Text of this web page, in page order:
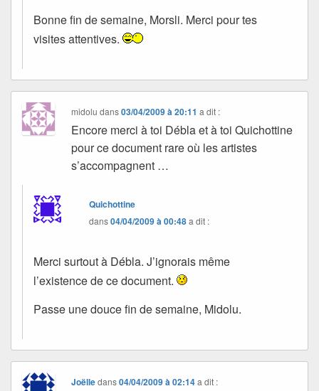
Bonne fin de semaine, Morsli. Merci pour tes
visites attentives.
midolu dans03/04/2009 à 20:11 a dit :
Encore merci à toi Débla et à toi Quichottine
pour ce document rare où les artistes
s’accompagnent …
Quichottine
dans04/04/2009 à 00:48a dit :
Merci surtout à Débla. J’ignorais même
l’existence de ce document.
Passe une douce fin de semaine, Midolu.
Joëlledans04/04/2009 à 02:14 a dit :